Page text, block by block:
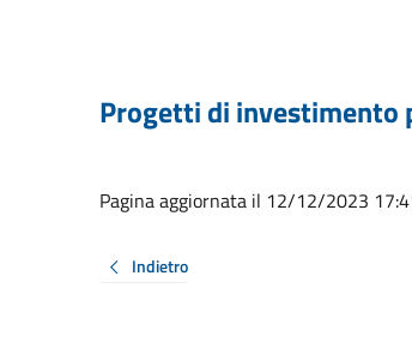
Progetti di investimento
Pagina aggiornata il 12/12/2023
Indietro